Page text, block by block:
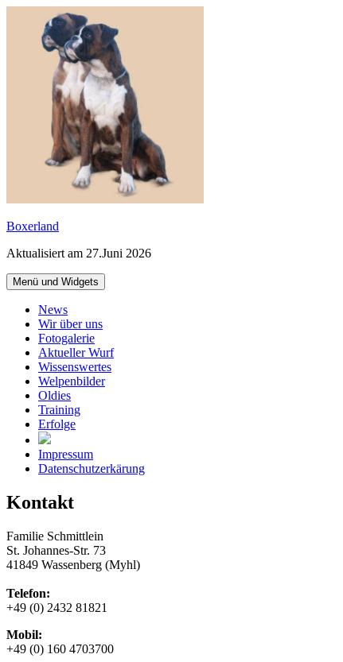
springen
Boxerland
Aktualisiert am 27.Juni 2026
Menü und Widgets
News
Wir über uns
Fotogalerie
Aktueller Wurf
Wissenswertes
Welpenbilder
Oldies
Training
Erfolge
Impressum
Datenschutzerkärung
Kontakt
Familie Schmittlein
St. Johannes-Str. 73
41849 Wassenberg (Myhl)
Telefon:
+49 (0) 2432 81821
Mobil:
+49 (0) 160 4703700